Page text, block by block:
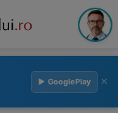
▶ GooglePlay ×